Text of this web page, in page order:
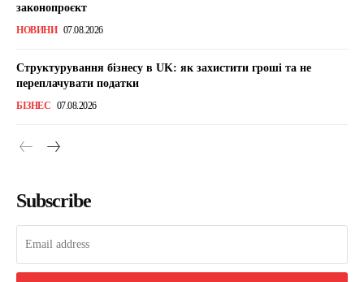
законопроєкт
НОВИНИ 07.08.2026
Структурування бізнесу в UK: як захистити гроші та не
переплачувати податки
БІЗНЕС 07.08.2026
Subscribe